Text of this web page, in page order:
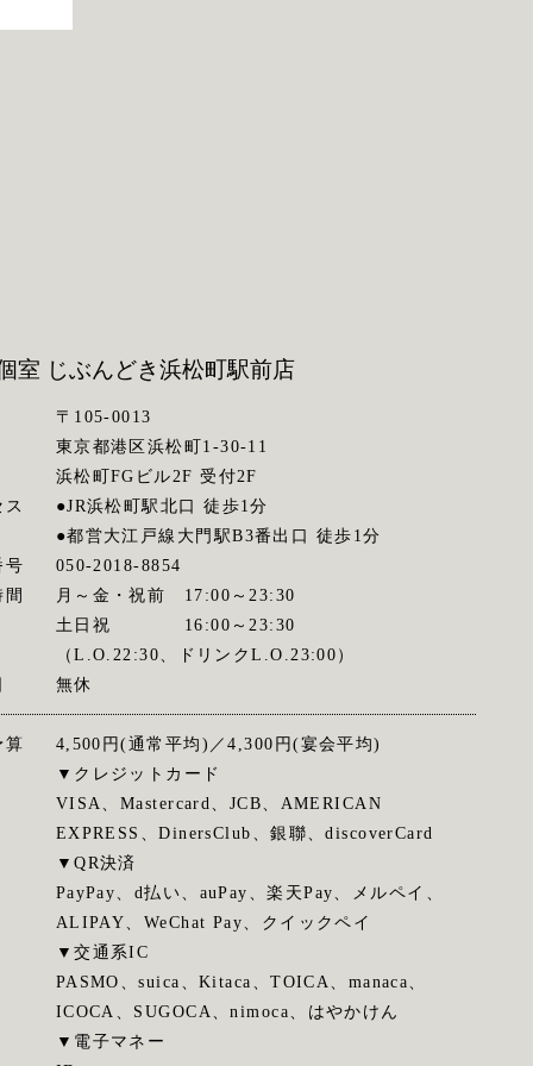
室 じぶんどき浜松町駅前店
〒105-0013
東京都港区浜松町1-30-11
浜松町FGビル2F 受付2F
●JR浜松町駅北口 徒歩1分
●都営大江戸線大門駅B3番出口 徒歩1分
号
050-2018-8854
間
月～金・祝前 17:00～23:30
土日祝 16:00～23:30
（L.O.22:30、ドリンクL.O.23:00）
無休
算
4,500円(通常平均)／4,300円(宴会平均)
▼クレジットカード
VISA、Mastercard、JCB、AMERICAN
EXPRESS、DinersClub、銀聯、discoverCard
▼QR決済
PayPay、d払い、auPay、楽天Pay、メルペイ、
ALIPAY、WeChat Pay、クイックペイ
▼交通系IC
PASMO、suica、Kitaca、TOICA、manaca、
ICOCA、SUGOCA、nimoca、はやかけん
▼電子マネー